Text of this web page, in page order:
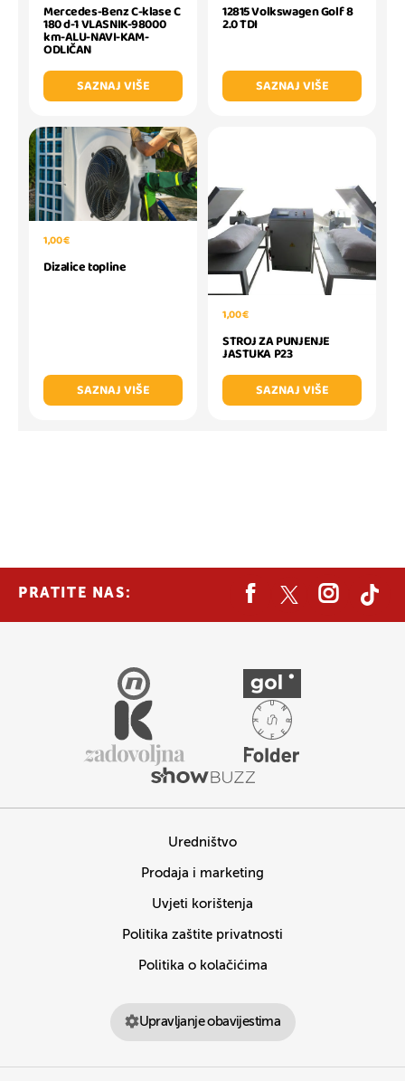
Mercedes-Benz C-klase C
180 d-1 VLASNIK-98000
km-ALU-NAVI-KAM-
ODLIČAN
SAZNAJ VIŠE
12815 Volkswagen Golf 8
2.0 TDI
SAZNAJ VIŠE
1,00 €
Dizalice topline
SAZNAJ VIŠE
1,00 €
STROJ ZA PUNJENJE
JASTUKA P23
SAZNAJ VIŠE
PRATITE NAS:
Uredništvo
Prodaja i marketing
Uvjeti korištenja
Politika zaštite privatnosti
Politika o kolačićima
Upravljanje obavijestima